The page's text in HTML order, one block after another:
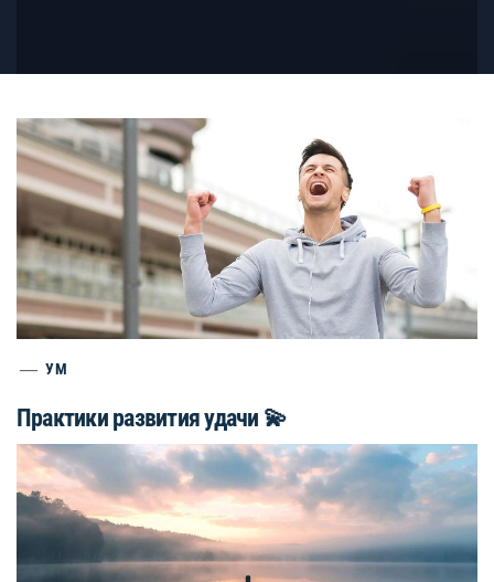
УМ
Практики развития удачи 💫